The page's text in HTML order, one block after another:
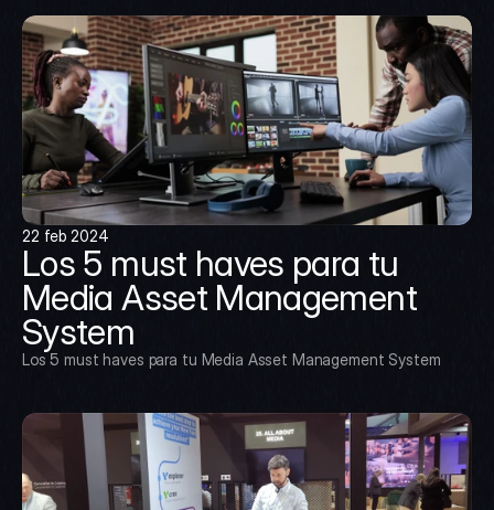
22 feb 2024
Los 5 must haves para tu
Media Asset Management
System
Los 5 must haves para tu Media Asset Management System